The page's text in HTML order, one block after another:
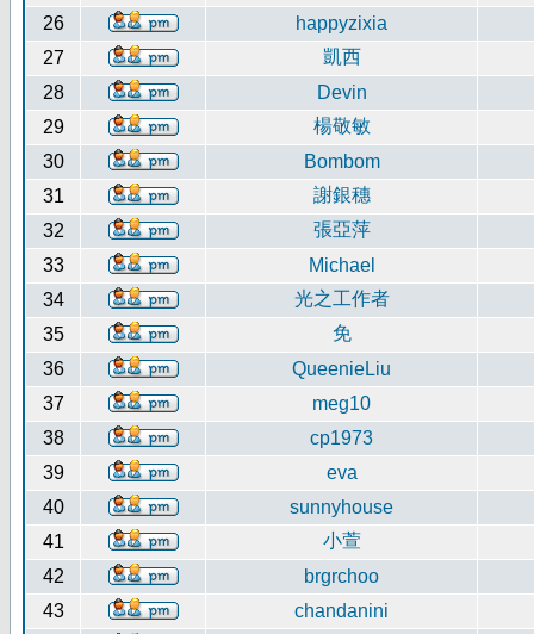
26
happyzixia
27
凱西
28
Devin
29
楊敬敏
30
Bombom
31
謝銀穗
32
張亞萍
33
Michael
34
光之工作者
35
免
36
QueenieLiu
37
meg10
38
cp1973
39
eva
40
sunnyhouse
41
小萱
42
brgrchoo
43
chandanini